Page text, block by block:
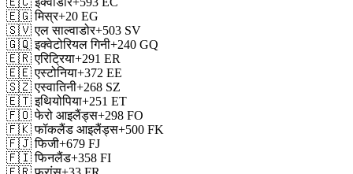
🇪🇬 मिस्र+20 EG
🇸🇻 एल साल्वाडोर+503 SV
🇬🇶 इक्वेटोरियल गिनी+240 GQ
🇪🇷 एरिट्रिया+291 ER
🇪🇪 एस्टोनिया+372 EE
🇸🇿 एस्वातिनी+268 SZ
🇪🇹 इथियोपिया+251 ET
🇫🇴 फेरो आइलैंड्स+298 FO
🇫🇰 फॉकलैंड आइलैंड्स+500 FK
🇫🇯 फिजी+679 FJ
🇫🇮 फिनलैंड+358 FI